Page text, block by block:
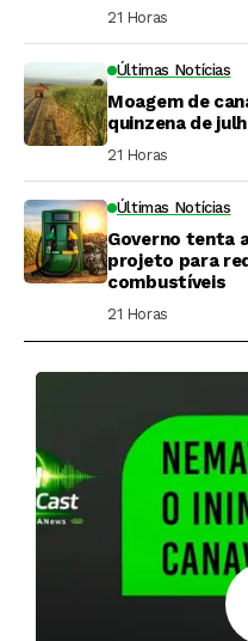
21 Horas ⁮
Últimas Notícias
Moagem de
quinzena de
21 Horas ⁮
Últimas Notícias
Governo tenta
projeto para
combustíveis
21 Horas ⁮